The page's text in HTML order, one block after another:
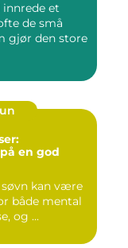
innrede et
de små
gjør den store
en god
kan være
både mental
og ...